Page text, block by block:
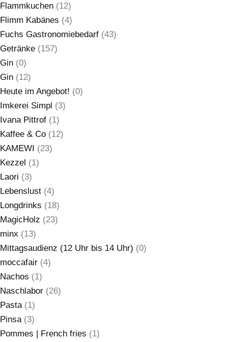
Flammkuchen (12)
Flimm Kabänes (4)
Fuchs Gastronomiebedarf (43)
Getränke (157)
Gin (0)
Gin (12)
Heute im Angebot! (0)
Imkerei Simpl (3)
Ivana Pittrof (1)
Kaffee & Co (12)
KAMEWI (23)
Kezzel (1)
Laori (3)
Lebenslust (4)
Longdrinks (18)
MagicHolz (23)
minx (13)
Mittagsaudienz (12 Uhr bis 14 Uhr) (0)
moccafair (4)
Nachos (1)
Naschlabor (26)
Pasta (1)
Pinsa (3)
Pommes | French fries (1)